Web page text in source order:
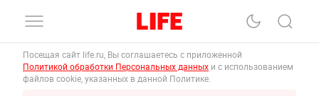
Посещая сайт life.ru, Вы соглашаетесь с приложенной
Политикой обработки Персональных данных и с использованием
файлов cookie, указанных в данной Политике.